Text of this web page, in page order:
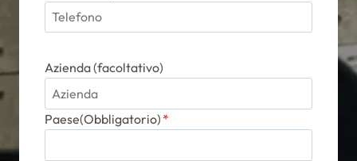
Azienda (facoltativo)
Paese(Obbligatorio) *